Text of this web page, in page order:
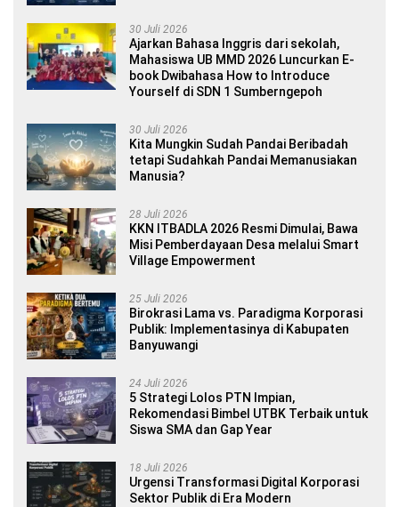
30 Juli 2026
Ajarkan Bahasa Inggris dari sekolah,
Mahasiswa UB MMD 2026 Luncurkan E-
book Dwibahasa How to Introduce
Yourself di SDN 1 Sumberngepoh
30 Juli 2026
Kita Mungkin Sudah Pandai Beribadah
tetapi Sudahkah Pandai Memanusiakan
Manusia?
28 Juli 2026
KKN ITBADLA 2026 Resmi Dimulai, Bawa
Misi Pemberdayaan Desa melalui Smart
Village Empowerment
25 Juli 2026
Birokrasi Lama vs. Paradigma Korporasi
Publik: Implementasinya di Kabupaten
Banyuwangi
24 Juli 2026
5 Strategi Lolos PTN Impian,
Rekomendasi Bimbel UTBK Terbaik untuk
Siswa SMA dan Gap Year
18 Juli 2026
Urgensi Transformasi Digital Korporasi
Sektor Publik di Era Modern